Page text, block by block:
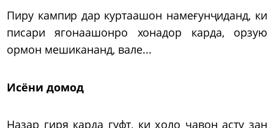
Пиру кампир дар куртаашон намеғунҷиданд, ки
писари ягонаашонро хонадор карда, орзую
ормон мешикананд, вале...
Исёни домод
Назар гиря карда гуфт, ки ҳоло ҷавон асту зан